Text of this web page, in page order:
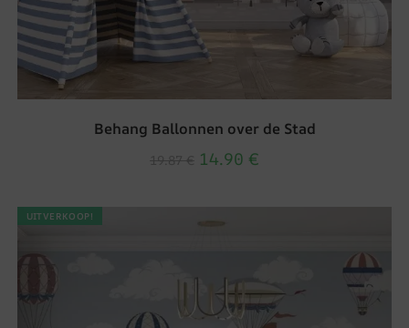
Behang Ballonnen over de Stad
14.90 €
UITVERKOOP!